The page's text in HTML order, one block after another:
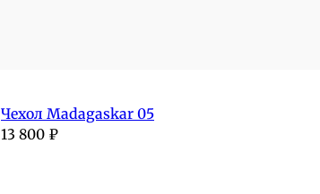
Чехол Madagaskar 05
13 800 ₽